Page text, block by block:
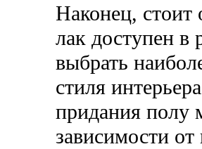
Наконец, стоит
лак доступен в
выбрать
стиля
придания полу
зависимости